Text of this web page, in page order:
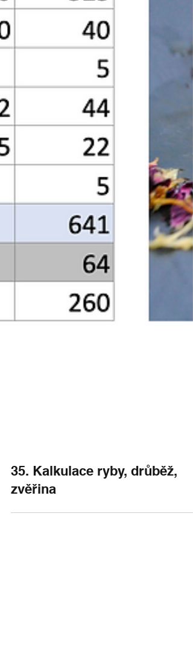
35. Kalkulace ryby, drůběž,
zvěřina